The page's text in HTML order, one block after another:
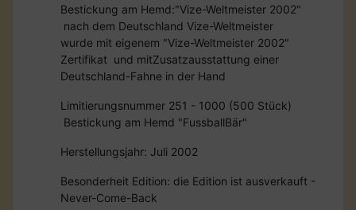
Bestickung am Hemd:"Vize-Weltmeister 2002"
nach dem Deutschland Vize-Weltmeister
wurde mit eigenem "Vize-Weltmeister 2002"
Zertifikat und mitZusatzausstattung einer
Deutschland-Fahne in der Hand
Limitierungsnummer 251 - 1000 (500 Stück)
Bestickung am Hemd "FussballBär"
Herstellungsjahr: Juli 2002
Besonderheit Edition: die Edition ist ausverkauft -
Never-Come-Back